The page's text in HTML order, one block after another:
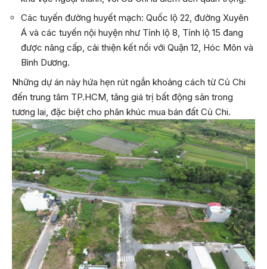
Các tuyến đường huyết mạch: Quốc lộ 22, đường Xuyên
Á và các tuyến nội huyện như Tỉnh lộ 8, Tỉnh lộ 15 đang
được nâng cấp, cải thiện kết nối với Quận 12, Hóc Môn và
Bình Dương.
Những dự án này hứa hẹn rút ngắn khoảng cách từ Củ Chi
đến trung tâm TP.HCM, tăng giá trị bất động sản trong
tương lai, đặc biệt cho phân khúc mua bán đất Củ Chi.